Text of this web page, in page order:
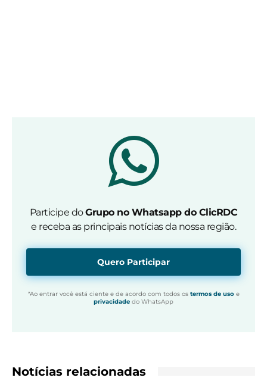
Participe doGrupo no Whatsapp do ClicRDC
e receba as principais notícias da nossa região.
Quero Participar
*Ao entrar você está ciente e de acordo com todos os termos de usoe
privacidade do WhatsApp
Notícias relacionadas